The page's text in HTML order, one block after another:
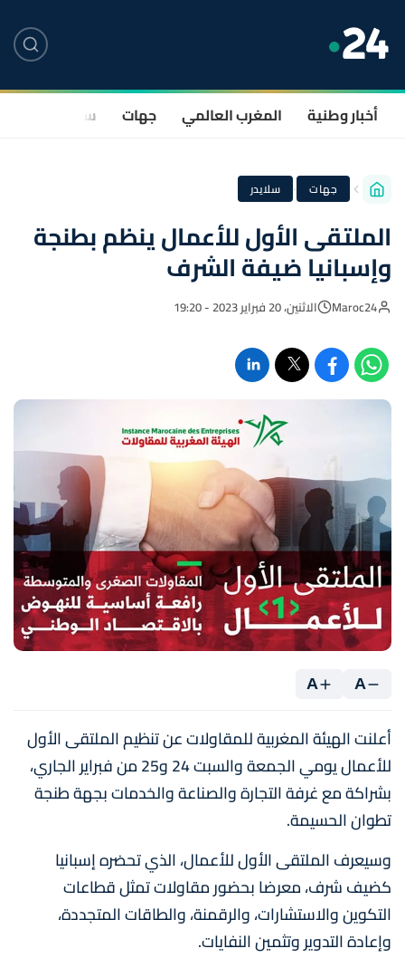
أخبار وطنية المغرب العالمي جهات سياسة
جهات · سلايدر
الملتقى الأول للأعمال ينظم بطنجة
وإسبانيا ضيفة الشرف
Maroc24 الاثنين، 20 فبراير 2023 - 19:20
A
A
أعلنت الهيئة المغربية للمقاولات عن تنظيم الملتقى الأول
للأعمال يومي الجمعة والسبت 24 و25 من فبراير الجاري،
بشراكة مع غرفة التجارة والصناعة والخدمات بجهة طنجة
تطوان الحسيمة.
وسيعرف الملتقى الأول للأعمال، الذي تحضره إسبانيا
كضيف شرف، معرضا بحضور مقاولات تمثل قطاعات
التكوين والاستشارات، والرقمنة، والطاقات المتجددة،
وإعادة التدوير وتثمين النفايات.